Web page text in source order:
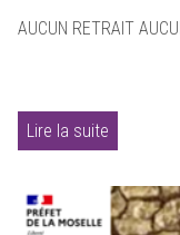
AUCUN RETRAIT
Lire la suite